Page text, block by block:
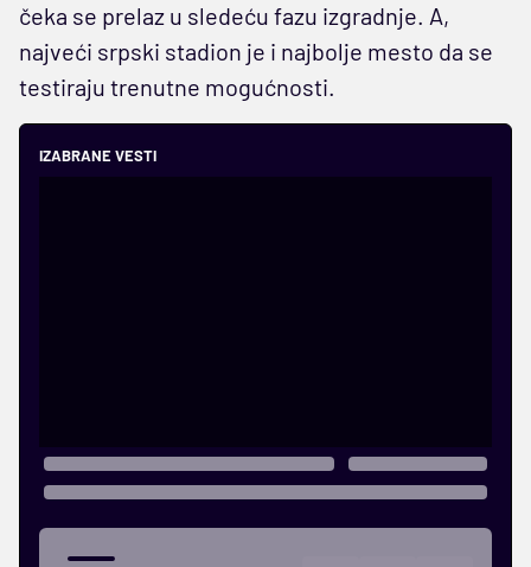
čeka se prelaz u sledeću fazu izgradnje. A,
najveći srpski stadion je i najbolje mesto da se
testiraju trenutne mogućnosti.
IZABRANE VESTI